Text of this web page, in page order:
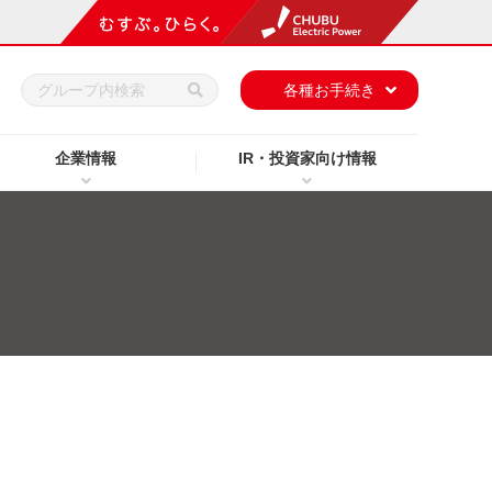
企業情報 IR・投資家向け情報
各種お手続き